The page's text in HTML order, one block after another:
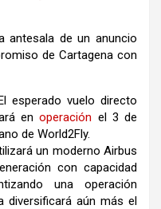
antesala de un anuncio
de Cartagena con
esperado vuelo directo
enoperación el 3 de
de World2Fly.
un moderno Airbus
con capacidad
una operación
diversificará aún más el